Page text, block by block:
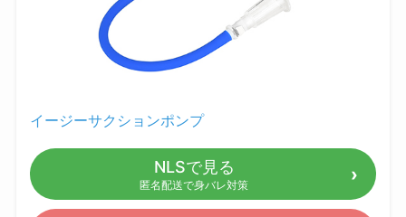
イージーサクションポンプ
NLSで見る
匿名配送で身バレ対策